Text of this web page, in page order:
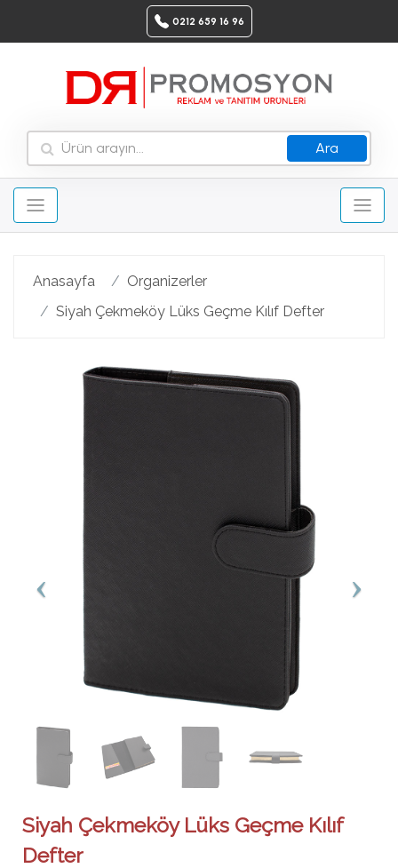
0212 659 16 96
Ara
Anasayfa
Organizerler
Siyah Çekmeköy Lüks Geçme Kılıf Defter
Siyah Çekmeköy Lüks Geçme Kılıf
Defter